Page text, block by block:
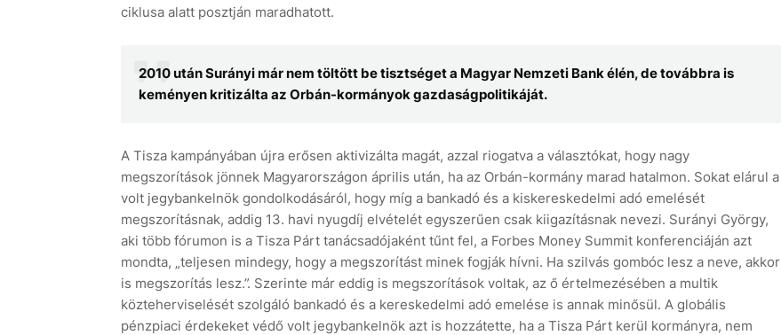
ciklusa alatt posztján maradhatott.
2010 után Surányi már nem töltött be tisztséget a Magyar Nemzeti Bank élén, de továbbra is
keményen kritizálta az Orbán-kormányok gazdaságpolitikáját.
A Tisza kampányában újra erősen aktivizálta magát, azzal riogatva a választókat, hogy nagy
megszorítások jönnek Magyarországon április után, ha az Orbán-kormány marad hatalmon. Sokat elárul a
volt jegybankelnök gondolkodásáról, hogy míg a bankadó és a kiskereskedelmi adó emelését
megszorításnak, addig 13. havi nyugdíj elvételét egyszerűen csak kiigazításnak nevezi. Surányi György,
aki több fórumon is a Tisza Párt tanácsadójaként tűnt fel, a Forbes Money Summit konferenciáján azt
mondta, „teljesen mindegy, hogy a megszorítást minek fogják hívni. Ha szilvás gombóc lesz a neve, akkor
is megszorítás lesz.”. Szerinte már eddig is megszorítások voltak, az ő értelmezésében a multik
közteherviselését szolgáló bankadó és a kereskedelmi adó emelése is annak minősül. A globális
pénzpiaci érdekeket védő volt jegybankelnök azt is hozzátette, ha a Tisza Párt kerül kormányra, nem